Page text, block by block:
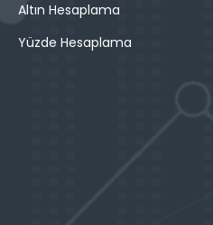
Altın Hesaplama
Yüzde Hesaplama